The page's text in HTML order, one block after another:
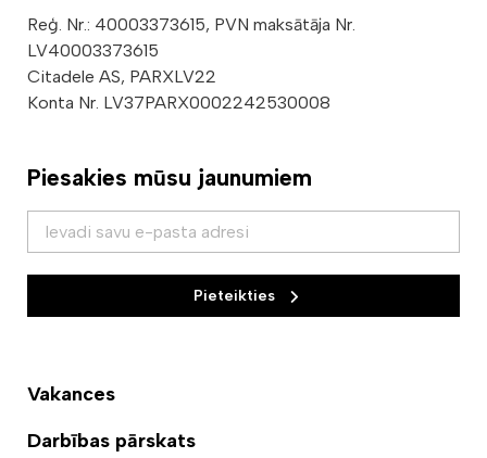
Reģ. Nr.: 40003373615, PVN maksātāja Nr.
LV40003373615
Citadele AS, PARXLV22
Konta Nr. LV37PARX0002242530008
Piesakies mūsu jaunumiem
Pieteikties
Vakances
Darbības pārskats